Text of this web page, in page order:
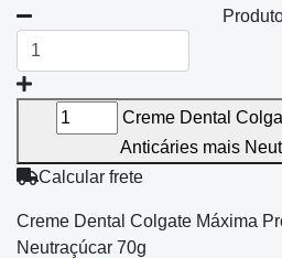
Creme Dental
Anticáries mais
Calcular frete
Creme Dental Colgate Máxima
Neutraçúcar 70g